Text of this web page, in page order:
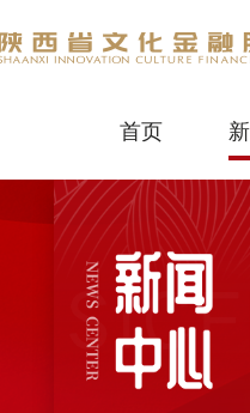
首页